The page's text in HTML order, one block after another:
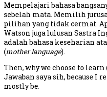
Mempelajari bahasa
sebelah mata. Memilih
pilihan yang tidak cermat.
Watson juga lulusan Sastra
adalah bahasa keseharian
(mother language).
Then, why we choose to
Jawaban saya sih, because I
mostly be.